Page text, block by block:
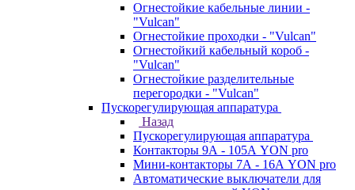
Огнестойкие кабельные линии -
"Vulcan"
Огнестойкие проходки - "Vulcan"
Огнестойкий кабельный короб -
"Vulcan"
Огнестойкие разделительные
перегородки - "Vulcan"
Пускорегулирующая аппаратура
Назад
Пускорегулирующая аппаратура
Контакторы 9А - 105А YON pro
Мини-контакторы 7А - 16А YON pro
Автоматические выключатели для